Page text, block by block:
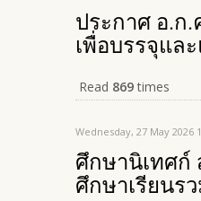
ประกาศ อ.ก
เพื่อบรรจุแล
Read 869times
Wednesday, 27 May 2026
ศึกษานิเทศก์
ศึกษาเรียนร